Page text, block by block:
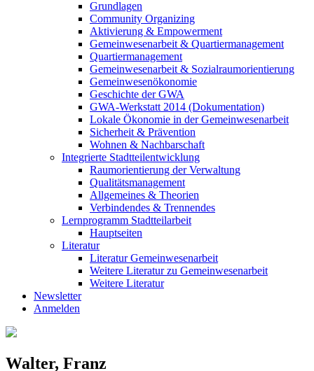
Grundlagen
Community Organizing
Aktivierung & Empowerment
Gemeinwesenarbeit & Quartiermanagement
Quartiermanagement
Gemeinwesenarbeit & Sozialraumorientierung
Gemeinwesenökonomie
Geschichte der GWA
GWA-Werkstatt 2014 (Dokumentation)
Lokale Ökonomie in der Gemeinwesenarbeit
Sicherheit & Prävention
Wohnen & Nachbarschaft
Integrierte Stadtteilentwicklung
Raumorientierung der Verwaltung
Qualitätsmanagement
Allgemeines & Theorien
Verbindendes & Trennendes
Lernprogramm Stadtteilarbeit
Hauptseiten
Literatur
Literatur Gemeinwesenarbeit
Weitere Literatur zu Gemeinwesenarbeit
Weitere Literatur
Newsletter
Anmelden
Walter, Franz